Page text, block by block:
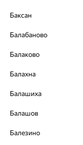
Баксан
Балабаново
Балаково
Балахна
Балашиха
Балашов
Балезино